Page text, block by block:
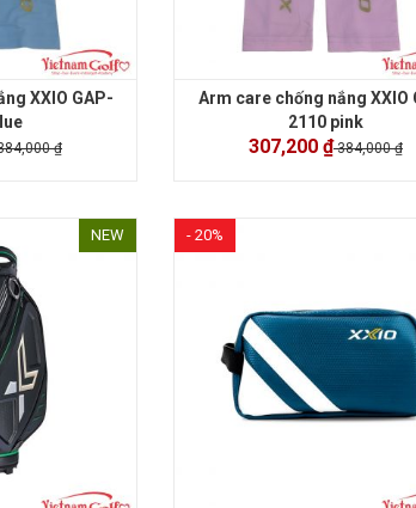
XXIO GAP-
₫
Arm care chống nắng XXIO
2110 pink
307,200 ₫384,000 ₫
NEW - 20%